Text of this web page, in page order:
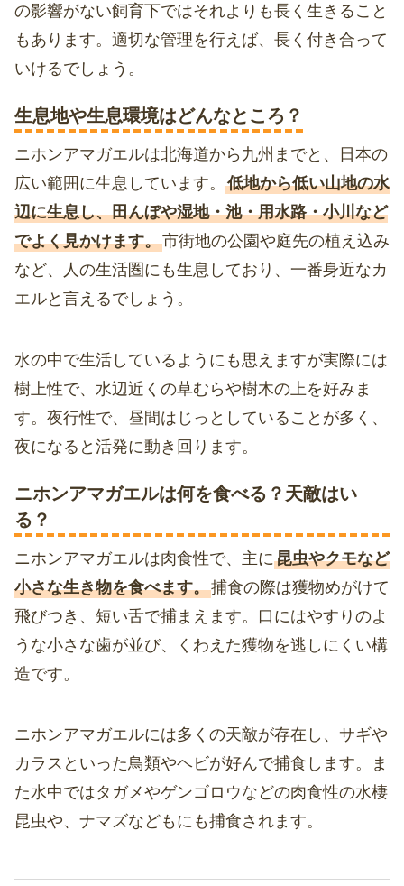
の影響がない飼育下ではそれよりも長く生きること
もあります。適切な管理を行えば、長く付き合って
いけるでしょう。
生息地や生息環境はどんなところ？
ニホンアマガエルは北海道から九州までと、日本の
広い範囲に生息しています。 低地から低い山地の水
辺に生息し、田んぼや湿地・池・用水路・小川など
でよく見かけます。市街地の公園や庭先の植え込み
など、人の生活圏にも生息しており、一番身近なカ
エルと言えるでしょう。
水の中で生活しているようにも思えますが実際には
樹上性で、水辺近くの草むらや樹木の上を好みま
す。夜行性で、昼間はじっとしていることが多く、
夜になると活発に動き回ります。
ニホンアマガエルは何を食べる？天敵はい
る？
ニホンアマガエルは肉食性で、主に 昆虫やクモなど
小さな生き物を食べます。捕食の際は獲物めがけて
飛びつき、短い舌で捕まえます。口にはやすりのよ
うな小さな歯が並び、くわえた獲物を逃しにくい構
造です。
ニホンアマガエルには多くの天敵が存在し、サギや
カラスといった鳥類やヘビが好んで捕食します。ま
た水中ではタガメやゲンゴロウなどの肉食性の水棲
昆虫や、ナマズなどもにも捕食されます。